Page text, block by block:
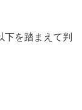
を踏まえて判